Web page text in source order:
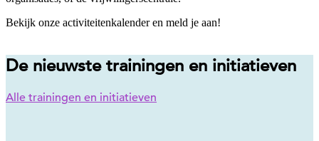
Bekijk onze activiteitenkalender en meld je aan!
De nieuwste trainingen en initiatieven
Alle trainingen en initiatieven